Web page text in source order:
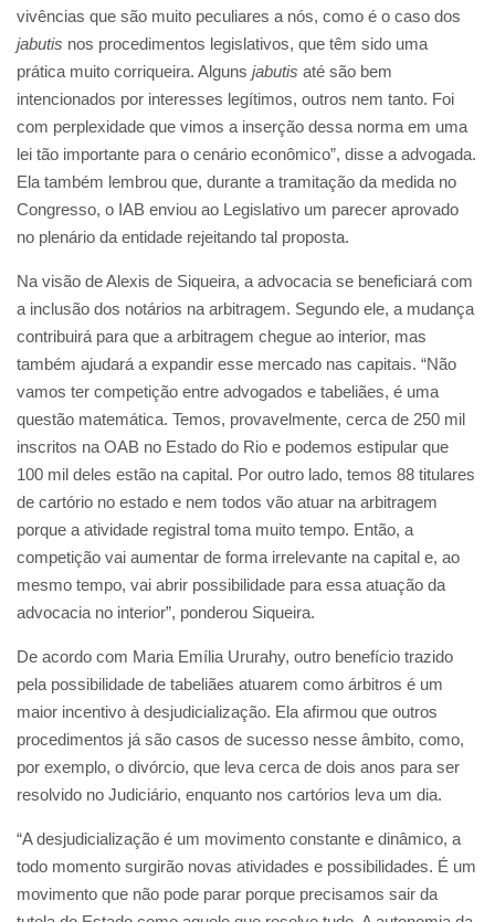
vivências que são muito peculiares a nós, como é o caso dos
jabutis nos procedimentos legislativos, que têm sido uma
prática muito corriqueira. Alguns jabutis até são bem
intencionados por interesses legítimos, outros nem tanto. Foi
com perplexidade que vimos a inserção dessa norma em uma
lei tão importante para o cenário econômico”, disse a advogada.
Ela também lembrou que, durante a tramitação da medida no
Congresso, o IAB enviou ao Legislativo um parecer aprovado
no plenário da entidade rejeitando tal proposta.
Na visão de Alexis de Siqueira, a advocacia se beneficiará com
a inclusão dos notários na arbitragem. Segundo ele, a mudança
contribuirá para que a arbitragem chegue ao interior, mas
também ajudará a expandir esse mercado nas capitais. “Não
vamos ter competição entre advogados e tabeliães, é uma
questão matemática. Temos, provavelmente, cerca de 250 mil
inscritos na OAB no Estado do Rio e podemos estipular que
100 mil deles estão na capital. Por outro lado, temos 88 titulares
de cartório no estado e nem todos vão atuar na arbitragem
porque a atividade registral toma muito tempo. Então, a
competição vai aumentar de forma irrelevante na capital e, ao
mesmo tempo, vai abrir possibilidade para essa atuação da
advocacia no interior”, ponderou Siqueira.
De acordo com Maria Emília Ururahy, outro benefício trazido
pela possibilidade de tabeliães atuarem como árbitros é um
maior incentivo à desjudicialização. Ela afirmou que outros
procedimentos já são casos de sucesso nesse âmbito, como,
por exemplo, o divórcio, que leva cerca de dois anos para ser
resolvido no Judiciário, enquanto nos cartórios leva um dia.
“A desjudicialização é um movimento constante e dinâmico, a
todo momento surgirão novas atividades e possibilidades. É um
movimento que não pode parar porque precisamos sair da